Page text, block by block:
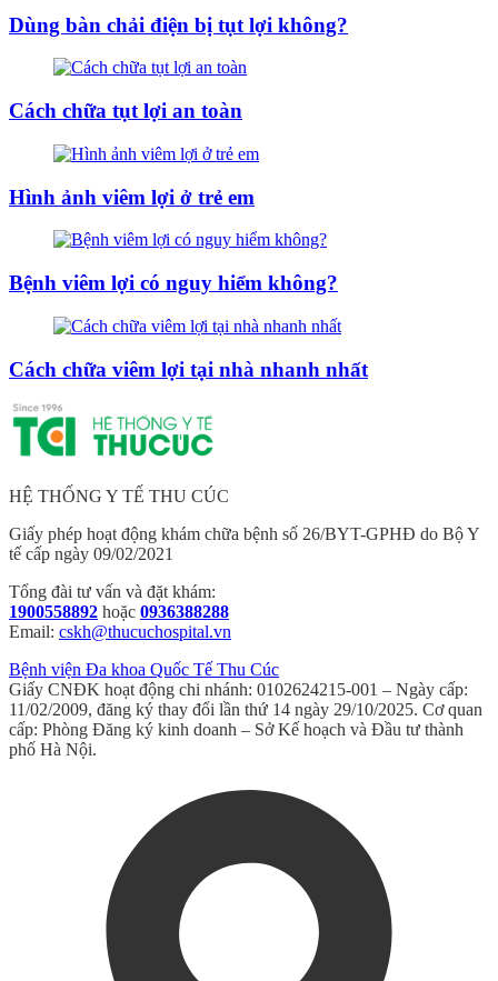
Dùng bàn chải điện bị tụt lợi không?
Cách chữa tụt lợi an toàn
Hình ảnh viêm lợi ở trẻ em
Bệnh viêm lợi có nguy hiểm không?
Cách chữa viêm lợi tại nhà nhanh nhất
HỆ THỐNG Y TẾ THU CÚC
Giấy phép hoạt động khám chữa bệnh số 26/BYT-GPHĐ do Bộ Y
tế cấp ngày 09/02/2021
Tổng đài tư vấn và đặt khám:
1900558892 hoặc 0936388288
Email: cskh@thucuchospital.vn
Bệnh viện Đa khoa Quốc Tế Thu Cúc
Giấy CNĐK hoạt động chi nhánh: 0102624215-001 – Ngày cấp:
11/02/2009, đăng ký thay đổi lần thứ 14 ngày 29/10/2025. Cơ quan
cấp: Phòng Đăng ký kinh doanh – Sở Kế hoạch và Đầu tư thành
phố Hà Nội.